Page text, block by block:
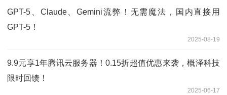
GPT-5、Claude、Gemini流弊！无需魔法，国内直接用
GPT-5！
2025-08-19
9.9元享1年腾讯云服务器！0.15折超值优惠来袭，概泽科技
限时回馈！
2025-06-17